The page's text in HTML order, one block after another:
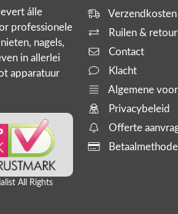
álle
professionele
nagels,
in allerlei
apparatuur
All Rights
Verzendkosten
Ruilen &
Contact
Klacht
Algemene
Privacybeleid
Offerte